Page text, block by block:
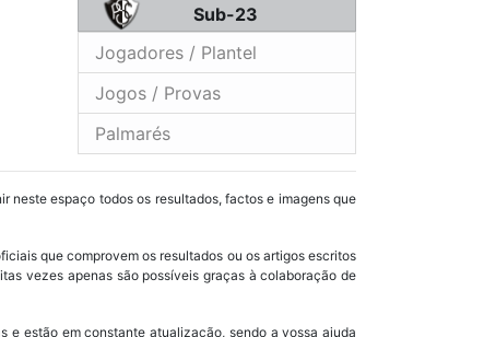
Sub-23
Jogadores / Plantel
Jogos / Provas
Palmarés
neste espaço todos os resultados, factos e imagens que
que comprovem os resultados ou os artigos escritos
vezes apenas são possíveis graças à colaboração de
e estão em constante atualização, sendo a vossa ajuda